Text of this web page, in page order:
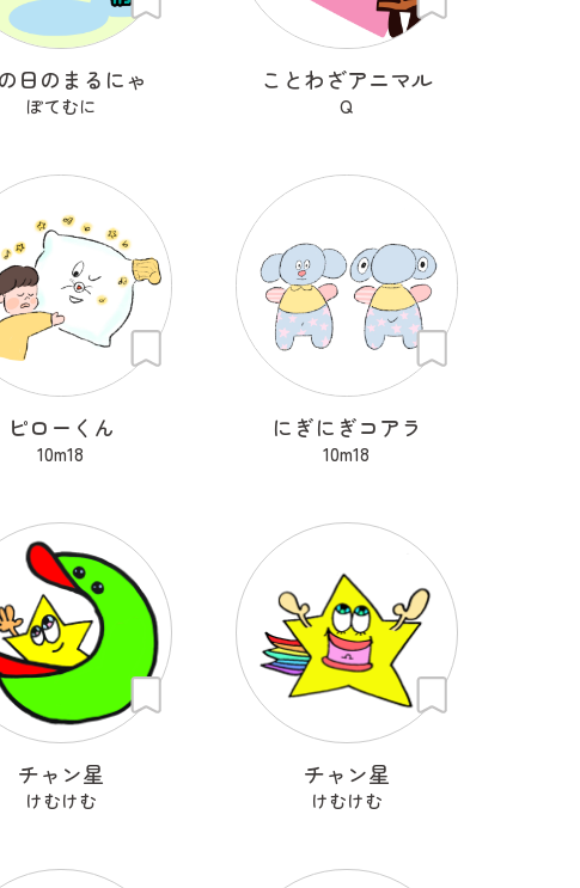
日のまるにゃ
ぽてむに
ことわざアニマル
Q
ピローくん
10m18
にぎにぎコアラ
10m18
チャン星
けむけむ
チャン星
けむけむ